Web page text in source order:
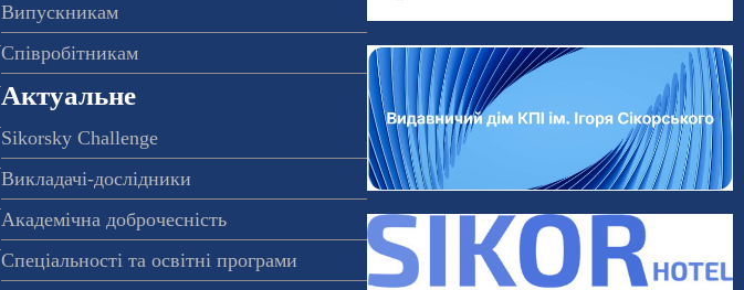
Випускникам
Співробітникам
Актуальне
Sikorsky Challenge
Викладачі-дослідники
Академічна доброчесність
Спеціальності та освітні програми